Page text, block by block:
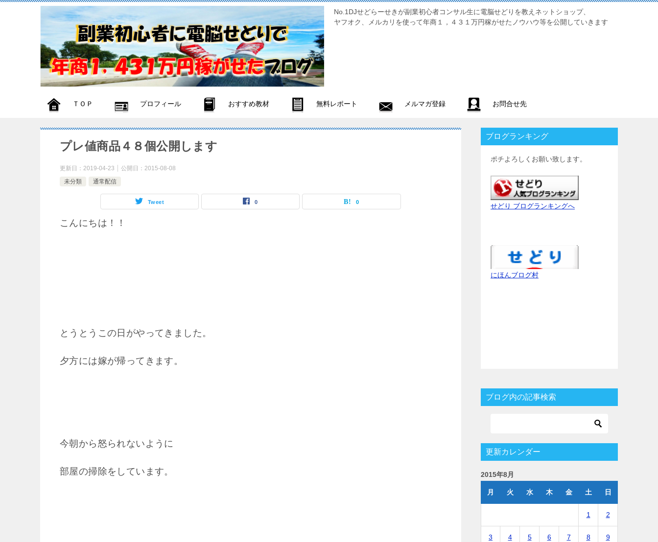
No.1DJせどらーせきが副業初心者コンサル生に電脳せどりを教えネットショップ、
ヤフオク、メルカリを使って年商１，４３１万円稼がせたノウハウ等を公開していきます
ＴＯＰ プロフィール おすすめ教材 無料レポート メルマガ登録 お問合せ先
プレ値商品４８個公開します
更新日： 2019-04-23 公開日： 2015-08-08
未分類
通常配信
Tweet 0 0
こんにちは！！
とうとうこの日がやってきました。
夕方には嫁が帰ってきます。
今朝から怒られないように
部屋の掃除をしています。
ブログランキング
ポチよろしくお願い致します。
せどり ブログランキングへ
にほんブログ村
ブログ内の記事検索
更新カレンダー
2015年8月
月 火 水 木 金 土 日
1 2
3 4 5 6 7 8 9